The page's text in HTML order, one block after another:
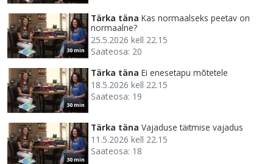
30 min
Tärka täna Kas normaalseks peetav on
normaalne?
25.5.2026 kell 22.15
Saateosa: 20
30 min
Tärka täna Ei enesetapu mõtetele
18.5.2026 kell 22.15
Saateosa: 19
30 min
Tärka täna Vajaduse täitmise vajadus
11.5.2026 kell 22.15
Saateosa: 18